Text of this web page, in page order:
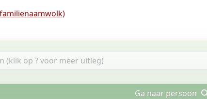
Ga naar persoon